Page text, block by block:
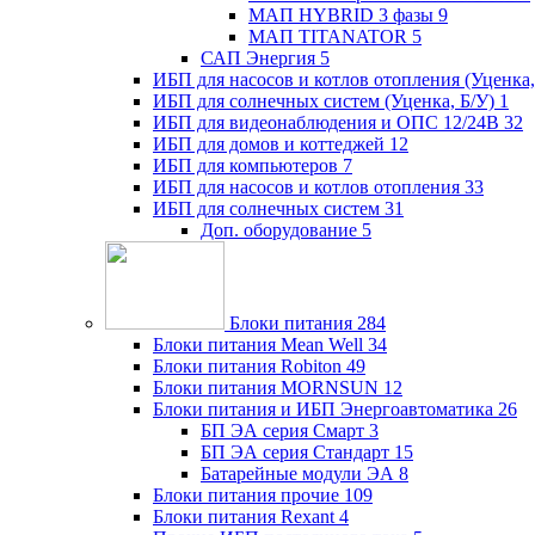
МАП HYBRID 3 фазы 9
МАП TITANATOR 5
САП Энергия 5
ИБП для насосов и котлов отопления
ИБП для солнечных систем (Уценка, Б/У) 1
ИБП для видеонаблюдения и ОПС 12/24В 32
ИБП для домов и коттеджей 12
ИБП для компьютеров 7
ИБП для насосов и котлов отопления 33
ИБП для солнечных систем 31
Доп. оборудование 5
Блоки питания 284
Блоки питания Mean Well 34
Блоки питания Robiton 49
Блоки питания MORNSUN 12
Блоки питания и ИБП Энергоавтоматика 26
БП ЭА серия Смарт 3
БП ЭА серия Стандарт 15
Батарейные модули ЭА 8
Блоки питания прочие 109
Блоки питания Rexant 4